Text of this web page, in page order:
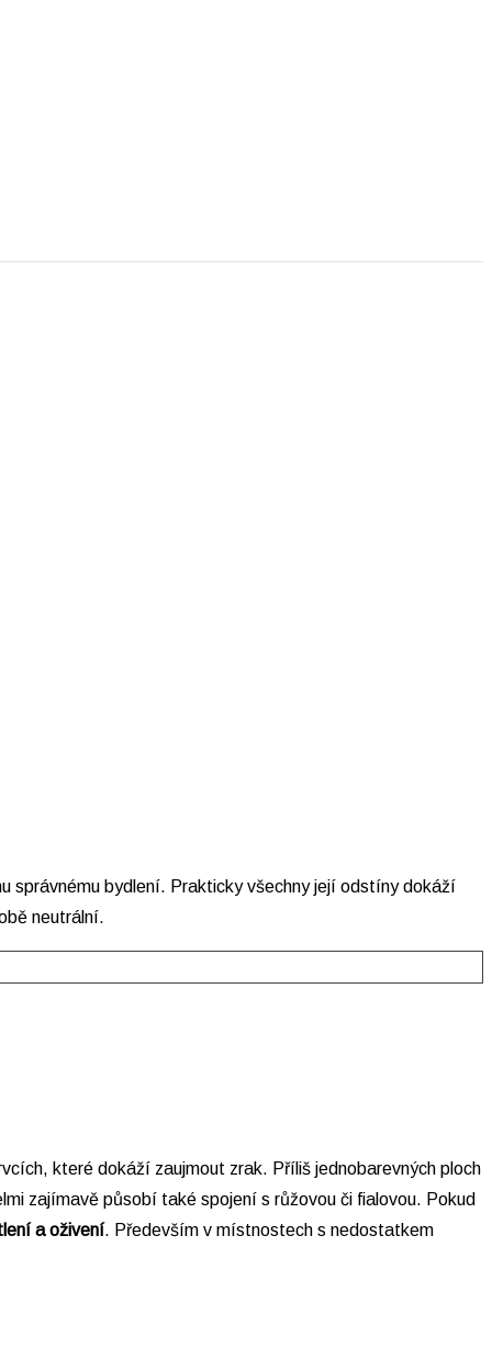
správnému bydlení. Prakticky všechny její odstíny dokáží
neutrální.
které dokáží zaujmout zrak. Příliš jednobarevných ploch
zajímavě působí také spojení s růžovou či fialovou. Pokud
a oživení. Především v místnostech s nedostatkem